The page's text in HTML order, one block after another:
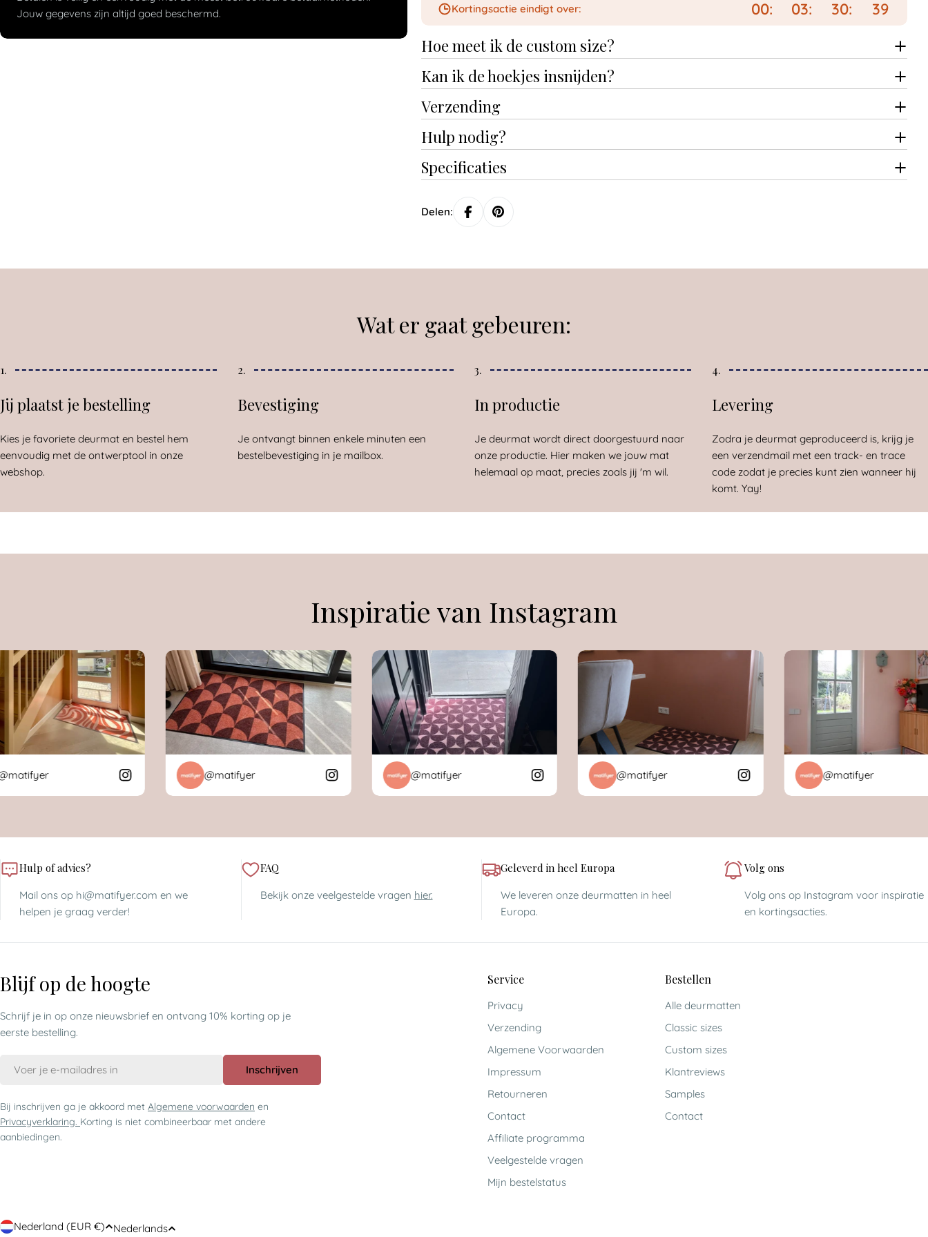
Jouw gegevens zijn altijd goed beschermd.
Kortingsactie eindigt over: 00 03 30 38
Hoe meet ik de custom size?
Kan ik de hoekjes insnijden?
Verzending
Hulp nodig?
Specificaties
Delen:
Wat er gaat gebeuren:
1.
Jij plaatst je bestelling
Kies je favoriete deurmat en bestel hem
eenvoudig met de ontwerptool in onze
webshop.
2.
Bevestiging
Je ontvangt binnen enkele minuten een
bestelbevestiging in je mailbox.
3.
In productie
Je deurmat wordt direct doorgestuurd naar
onze productie. Hier maken we jouw mat
helemaal op maat, precies zoals jij 'm wil.
4.
Levering
Zodra je deurmat geproduceerd is, krijg je
een verzendmail met een track- en trace
code zodat je precies kunt zien wanneer hij
komt. Yay!
Inspiratie van Instagram
@matifyer @matifyer @matifyer @matifyer
Hulp of advies?
Mail ons op hi@matifyer.com en we
helpen je graag verder!
FAQ
Bekijk onze veelgestelde vragen hier.
Geleverd in heel Europa
We leveren onze deurmatten in heel
Europa.
Volg ons
Volg ons op Instagram voor inspiratie
en kortingsacties.
Blijf op de hoogte
Schrijf je in op onze nieuwsbrief en ontvang 10% korting op je
eerste bestelling.
Inschrijven
Bij inschrijven ga je akkoord met Algemene voorwaarden en
Privacyverklaring. Korting is niet combineerbaar met andere
aanbiedingen.
Service
Privacy
Verzending
Algemene Voorwaarden
Impressum
Retourneren
Contact
Affiliate programma
Veelgestelde vragen
Mijn bestelstatus
Bestellen
Alle deurmatten
Classic sizes
Custom sizes
Klantreviews
Samples
Contact
Nederland (EUR €) Nederlands